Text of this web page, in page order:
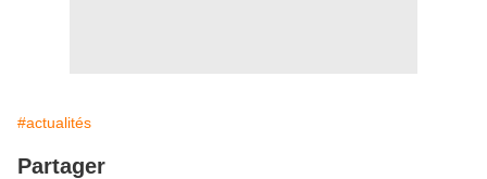
#actualités
Partager